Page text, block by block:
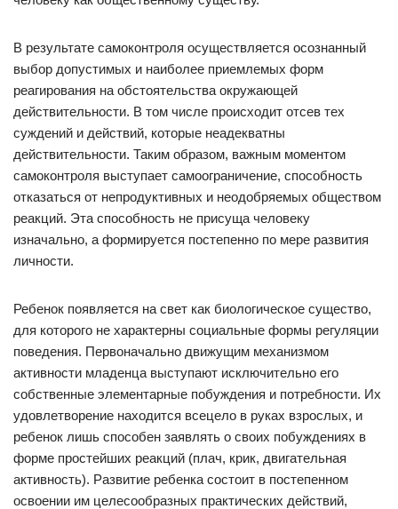
В результате самоконтроля осуществляется осознанный
выбор допустимых и наиболее приемлемых форм
реагирования на обстоятельства окружающей
действительности. В том числе происходит отсев тех
суждений и действий, которые неадекватны
действительности. Таким образом, важным моментом
самоконтроля выступает самоограничение, способность
отказаться от непродуктивных и неодобряемых обществом
реакций. Эта способность не присуща человеку
изначально, а формируется постепенно по мере развития
личности.
Ребенок появляется на свет как биологическое существо,
для которого не характерны социальные формы регуляции
поведения. Первоначально движущим механизмом
активности младенца выступают исключительно его
собственные элементарные побуждения и потребности. Их
удовлетворение находится всецело в руках взрослых, и
ребенок лишь способен заявлять о своих побуждениях в
форме простейших реакций (плач, крик, двигательная
активность). Развитие ребенка состоит в постепенном
освоении им целесообразных практических действий,